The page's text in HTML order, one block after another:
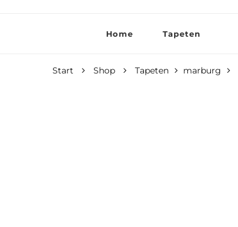
Home Tapeten
Start Shop Tapeten marburg